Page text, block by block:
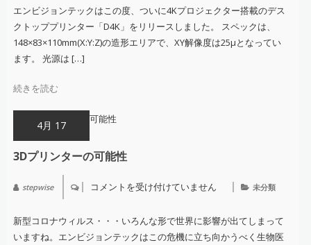
ス
ク
ト
ッ
プ
ー
エンビジョンテックはこの度、ついに4Kプロジェクター搭載のデス
クトッププリンター「D4K」をリリースしました。 スペックは、
148×83×110mm(X:Y:Z)の造形エリアで、XY解像度は25μとなってい
ます。 光源は […]
続きを読む
4月 17
3Dプリンターの可能性
stepwise
3D
ン
タ
コメントを受け付けていません 未分類
新型コロナウィルス・・・いろんな形で世界に影響が出てしまって
いますね。エンビジョンテックはこの危機に立ち向かうべく生物医